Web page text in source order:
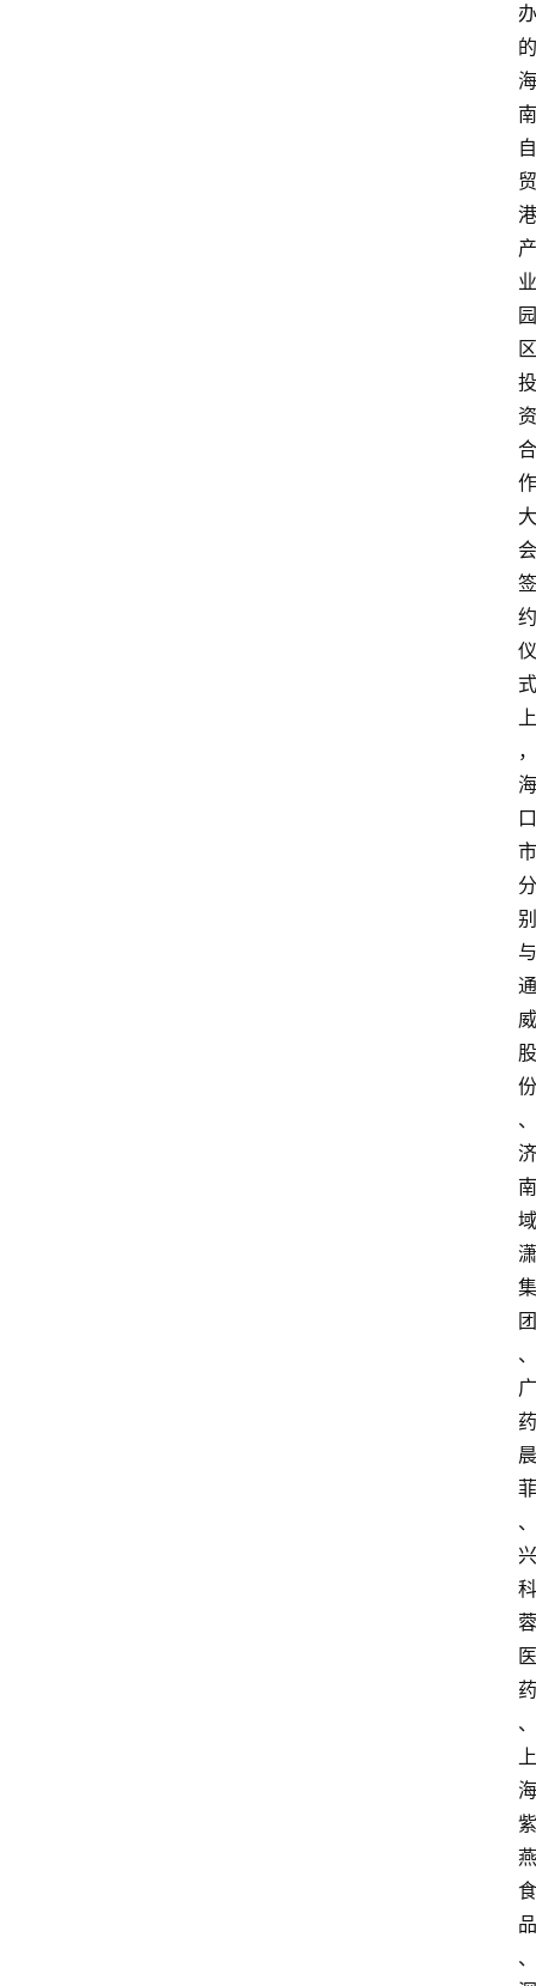
办
的
海
南
自
贸
港
产
业
园
区
投
资
合
作
大
会
签
约
仪
式
上
，
海
口
市
分
别
与
通
威
股
份
、
济
南
域
潇
集
团
、
广
药
晨
菲
、
兴
科
蓉
医
药
、
上
海
紫
燕
食
品
、